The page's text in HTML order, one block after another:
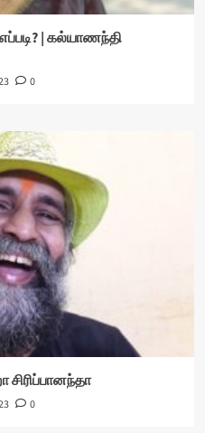
| கல்யாணந்தி
0
சிரிப்பானந்தா
0